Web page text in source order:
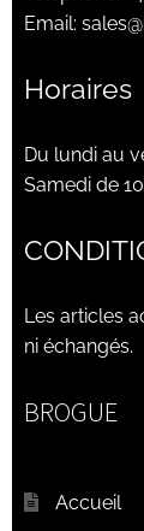
Email:
Horaires
Du lundi au
Samedi de
Les articles
ni échangés.
BROGUE
Accueil